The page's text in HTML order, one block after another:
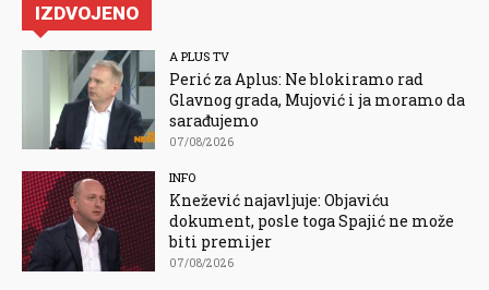
IZDVOJENO
A PLUS TV
Perić za Aplus: Ne blokiramo rad
Glavnog grada, Mujović i ja moramo da
sarađujemo
07/08/2026
INFO
Knežević najavljuje: Objaviću
dokument, posle toga Spajić ne može
biti premijer
07/08/2026